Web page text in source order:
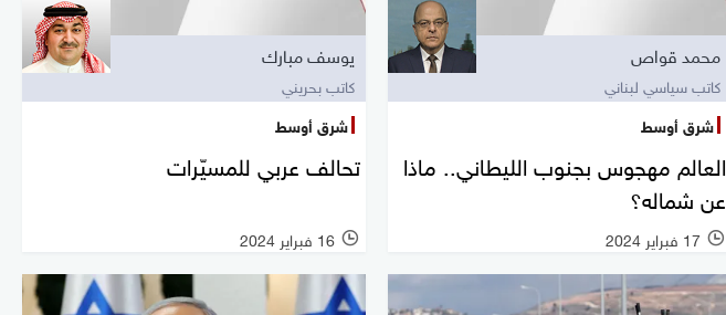
محمد قواص
كاتب سياسي لبناني
شرق أوسط
العالم مهجوس بجنوب الليطاني.. ماذا
عن شماله؟
17 فبراير 2024
يوسف مبارك
كاتب بحريني
شرق أوسط
تحالف عربي للمسيّرات
16 فبراير 2024